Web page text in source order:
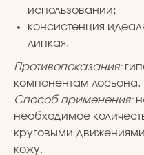
использовании;
консистенция
липкая.
Противопоказания:
компонентам лосьона.
Способ применения:
необходимое
круговыми
кожу.
г. Москва, ул. Золотая, 11,
«Золото», офис 4А12, м.
+7 926 620 21 21